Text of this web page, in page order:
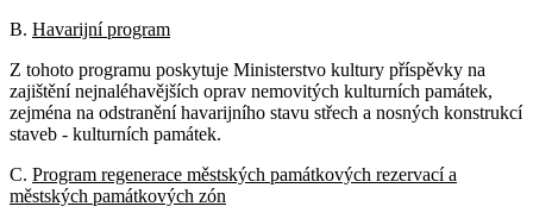
B. Havarijní program
Z tohoto programu poskytuje Ministerstvo kultury příspěvky na
zajištění nejnaléhavějších oprav nemovitých kulturních památek,
zejména na odstranění havarijního stavu střech a nosných konstrukcí
staveb - kulturních památek.
C. Program regenerace městských památkových rezervací a
městských památkových zón